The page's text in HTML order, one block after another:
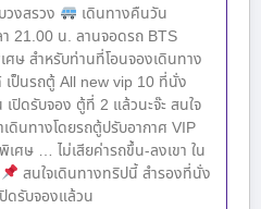
วงสรวง
เดินทางคืนวัน
า 21.00 น. ลานจอดรถ BTS
ษ สำหรับท่านที่โอนจองเดินทาง
ป็นรถตู้ All new vip 10 ที่นั่ง
ปิดรับจอง ตู้ที่ 2 แล้วนะจ๊ะ สนใจ
เดินทางโดยรถตู้ปรับอากาศ VIP
พิเศษ … ไม่เสียค่ารถขึ้น-ลงเขา ใน
สนใจเดินทางทริปนี้ สำรองที่นั่ง
ปิดรับจองแล้วน